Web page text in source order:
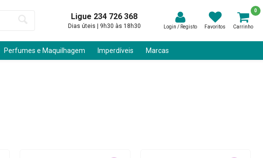
Ligue 234 726 368
Dias úteis | 9h30 às 18h30 Login / Registo Favoritos Carrinho
0
Perfumes e Maquilhagem Imperdíveis Marcas